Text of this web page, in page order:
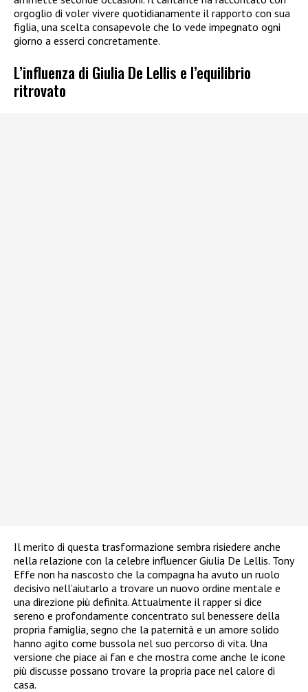
orgoglio di voler vivere quotidianamente il rapporto con sua
figlia, una scelta consapevole che lo vede impegnato ogni
giorno a esserci concretamente.
L’influenza di Giulia De Lellis e l’equilibrio
ritrovato
Il merito di questa trasformazione sembra risiedere anche
nella relazione con la celebre influencer Giulia De Lellis. Tony
Effe non ha nascosto che la compagna ha avuto un ruolo
decisivo nell’aiutarlo a trovare un nuovo ordine mentale e
una direzione più definita. Attualmente il rapper si dice
sereno e profondamente concentrato sul benessere della
propria famiglia, segno che la paternità e un amore solido
hanno agito come bussola nel suo percorso di vita. Una
versione che piace ai fan e che mostra come anche le icone
più discusse possano trovare la propria pace nel calore di
casa.